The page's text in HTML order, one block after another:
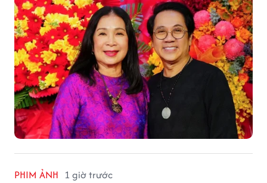
PHIM ẢNH 1 giờ trước